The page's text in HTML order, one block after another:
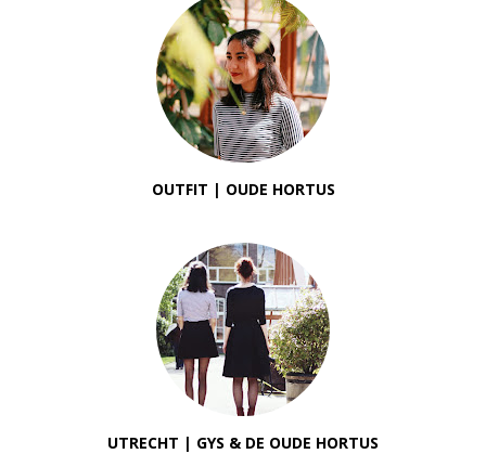
OUTFIT | OUDE HORTUS
UTRECHT | GYS & DE OUDE HORTUS